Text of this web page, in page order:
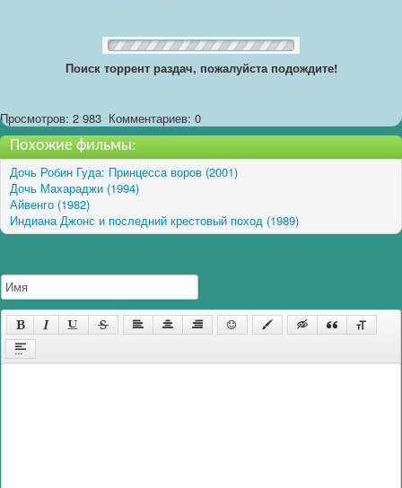
Поиск торрент раздач, пожалуйста подождите!
Просмотров: 2 983 Комментариев: 0
Похожие фильмы:
Дочь Робин Гуда: Принцесса воров (2001)
Дочь Махараджи (1994)
Айвенго (1982)
Индиана Джонс и последний крестовый поход (1989)